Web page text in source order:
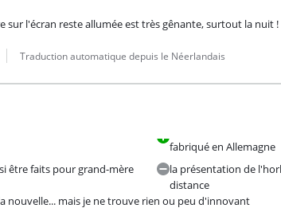
sur l'écran reste allumée est très gênante, surtout la nuit !
Traduction automatique depuis le Néerlandais
être faits pour grand-mère
fabriqué en Allemagne
la présentation de
distance
nouvelle... mais je ne trouve rien ou peu d'innovant